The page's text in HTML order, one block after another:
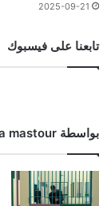
2025-09-21
تابعنا على فيسبوك
بواسطة hasna mastour